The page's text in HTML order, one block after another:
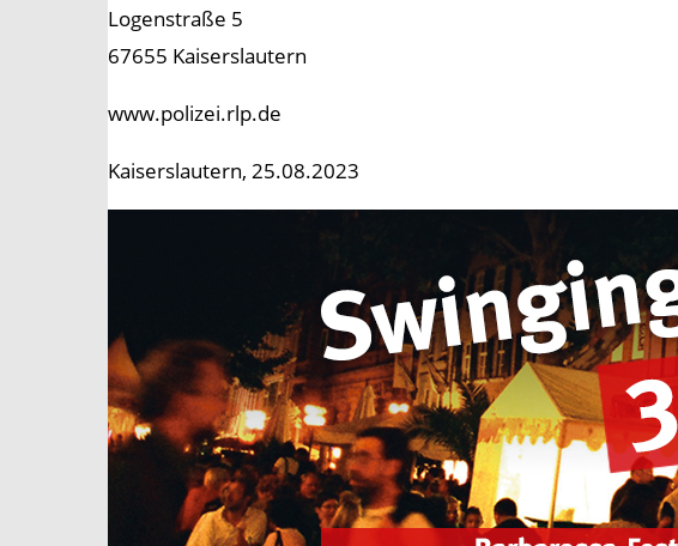
Logenstraße 5
67655 Kaiserslautern
www.polizei.rlp.de
Kaiserslautern, 25.08.2023